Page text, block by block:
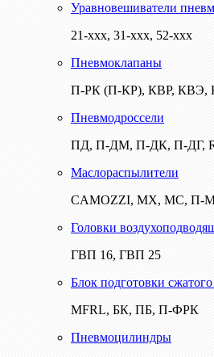
Уравновешиватели
21-ххх, 31-ххх, 52-ххх
Пневмоклапаны
П-РК (П-КР), КВР,
Пневмодроссели
ПД, П-ДМ, П-ДК, П-ДГ,
Маслораспылители
CAMOZZI, МХ, МС, П-
Головки
ГВП 16, ГВП 25
Блок подготовки сжатого
MFRL, БК, ПБ, П-ФРК
Пневмоцилиндры